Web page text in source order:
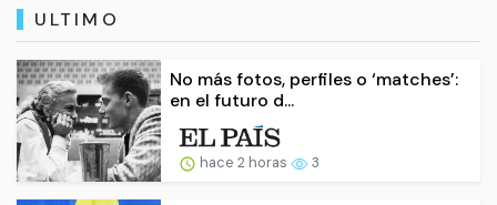
ULTIMO
No más fotos, perfiles o ‘matches’:
en el futuro d...
hace 2 horas 3